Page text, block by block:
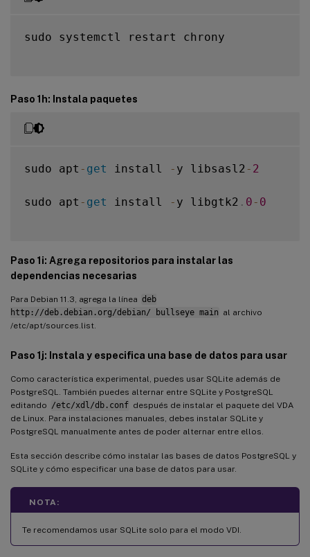
sudo systemctl restart chrony
Paso 1h: Instala paquetes
sudo apt - get install - y libsasl2 - 2
sudo apt - get install - y libgtk2 . 0 - 0
Paso 1i: Agrega repositorios para instalar las
dependencias necesarias
Para Debian 11.3, agrega la línea deb
http://deb.debian.org/debian/ bullseye main al archivo
/etc/apt/sources.list.
Paso 1j: Instala y especifica una base de datos para usar
Como característica experimental, puedes usar SQLite además de
PostgreSQL. También puedes alternar entre SQLite y PostgreSQL
editando /etc/xdl/db.conf después de instalar el paquete del VDA
de Linux. Para instalaciones manuales, debes instalar SQLite y
PostgreSQL manualmente antes de poder alternar entre ellos.
Esta sección describe cómo instalar las bases de datos PostgreSQL y
SQLite y cómo especificar una base de datos para usar.
NOTA:
Te recomendamos usar SQLite solo para el modo VDI.